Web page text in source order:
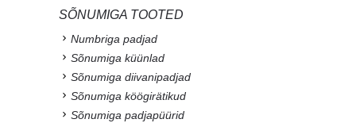
SÕNUMIGA TOOTED
Numbriga padjad
Sõnumiga küünlad
Sõnumiga diivanipadjad
Sõnumiga köögirätikud
Sõnumiga padjapüürid